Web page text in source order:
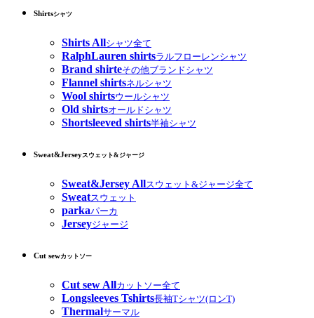
Shirtsシャツ
Shirts Allシャツ全て
RalphLauren shirtsラルフローレンシャツ
Brand shirteその他ブランドシャツ
Flannel shirtsネルシャツ
Wool shirtsウールシャツ
Old shirtsオールドシャツ
Shortsleeved shirts半袖シャツ
Sweat&Jerseyスウェット&ジャージ
Sweat&Jersey Allスウェット&ジャージ全て
Sweatスウェット
parkaパーカ
Jerseyジャージ
Cut sewカットソー
Cut sew Allカットソー全て
Longsleeves Tshirts長袖Tシャツ(ロンT)
Thermalサーマル